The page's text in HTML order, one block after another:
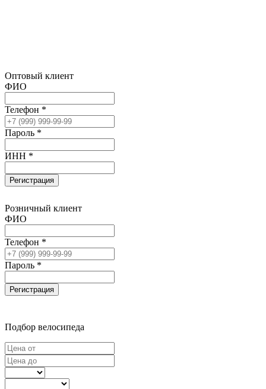
Оптовый клиент
ФИО
Телефон *
Пароль *
ИНН *
Регистрация
Розничный клиент
ФИО
Телефон *
Пароль *
Регистрация
Подбор велосипеда